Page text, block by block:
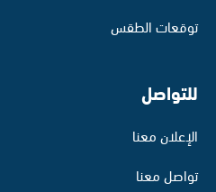
توقعات الطقس
للتواصل
الإعلان معنا
تواصل معنا